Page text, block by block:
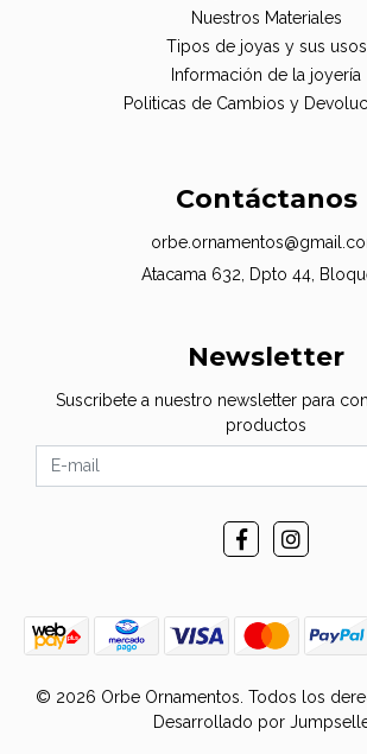
Nuestros Materiales
Tipos de joyas y sus usos
Información de la joyería
Politicas de Cambios y
Contáctanos
Atacama 632, Dpto 44,
Newsletter
Suscribete a nuestro newsletter para
productos
© 2026 Orbe Ornamentos. Todos los
Desarrollado por